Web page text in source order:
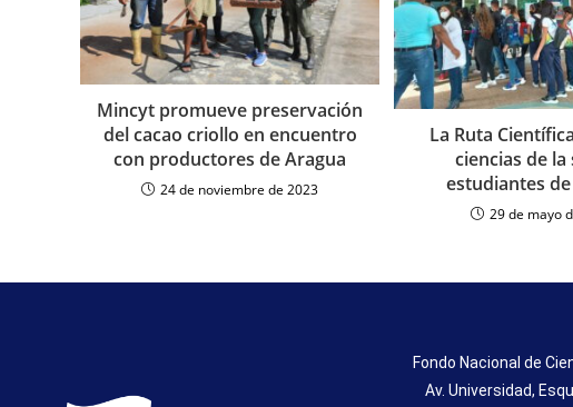
Mincyt promueve preservación
del cacao criollo en encuentro
con productores de Aragua
24 de noviembre de 2023
La Ruta
ciencias de la
estudiantes
29 de mayo
Fondo Nacional de
Av. Universidad,